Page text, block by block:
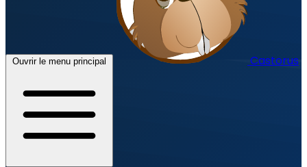
Ouvrir le menu principal Castorus